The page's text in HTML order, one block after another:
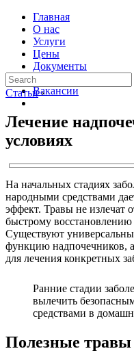
Главная
О нас
Услуги
Цены
Документы
Контакты
Вакансии
Статьи ›
Лечение
условиях
На начальных стадиях
народными средствами
эффект. Травы не излечат
быстрому
Существуют
функцию надпочечников,
для лечения конкретных
Ранние стадии
вылечить
средствами в
Полезные травы